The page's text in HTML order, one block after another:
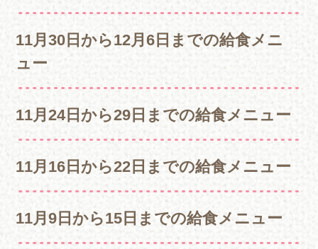
11月30日から12月6日までの給食メニ
ュー
11月24日から29日までの給食メニュー
11月16日から22日までの給食メニュー
11月9日から15日までの給食メニュー